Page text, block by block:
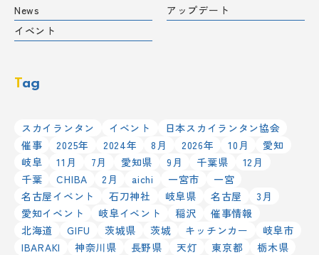
News
アップデート
イベント
Tag
スカイランタン イベント
日本スカイランタン協会
催事
2025年 2024年 8月 2026年 10月
愛知
岐阜
11月 7月 愛知県 9月 千葉県
12月
千葉
CHIBA 2月 aichi 一宮市
一宮
名古屋イベント
石刀神社 岐阜県 名古屋
3月
愛知イベント
岐阜イベント 稲沢
催事情報
北海道
GIFU 茨城県 茨城 キッチンカー
岐阜市
IBARAKI
神奈川県 長野県 天灯 東京都
栃木県